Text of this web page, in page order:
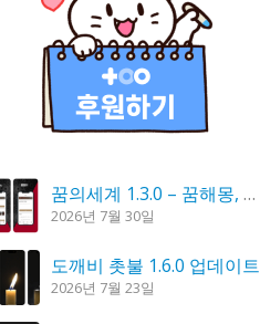
꿈의세계 1.3.0 – 꿈해몽, 꿈풀이
2026년 7월 30일
도깨비 촛불 1.6.0 업데이트
2026년 7월 23일